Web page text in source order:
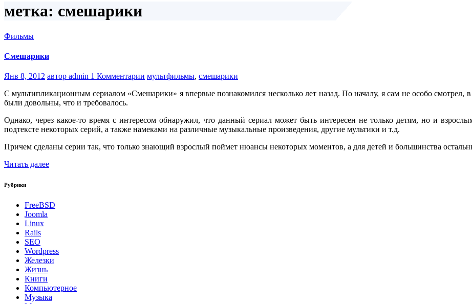
метка: смешарики
Фильмы
Смешарики
Янв 8, 2012 автор admin 1 Комментарии мультфильмы, смешарики
С мультипликационным сериалом «Смешарики» я впервые познакомился несколько лет назад. По началу, я сам не особо
были довольны, что и требовалось.
Однако, через какое-то время с интересом обнаружил, что данный сериал может быть интересен не только детям, но и
подтексте некоторых серий, а также намеками на различные музыкальные произведения, другие мультики и т.д.
Причем сделаны серии так, что только знающий взрослый поймет нюансы некоторых моментов, а для детей и большинства
Читать далее
Рубрики
FreeBSD
Joomla
Linux
Rails
SEO
Wordpress
Железки
Жизнь
Книги
Компьютерное
Музыка